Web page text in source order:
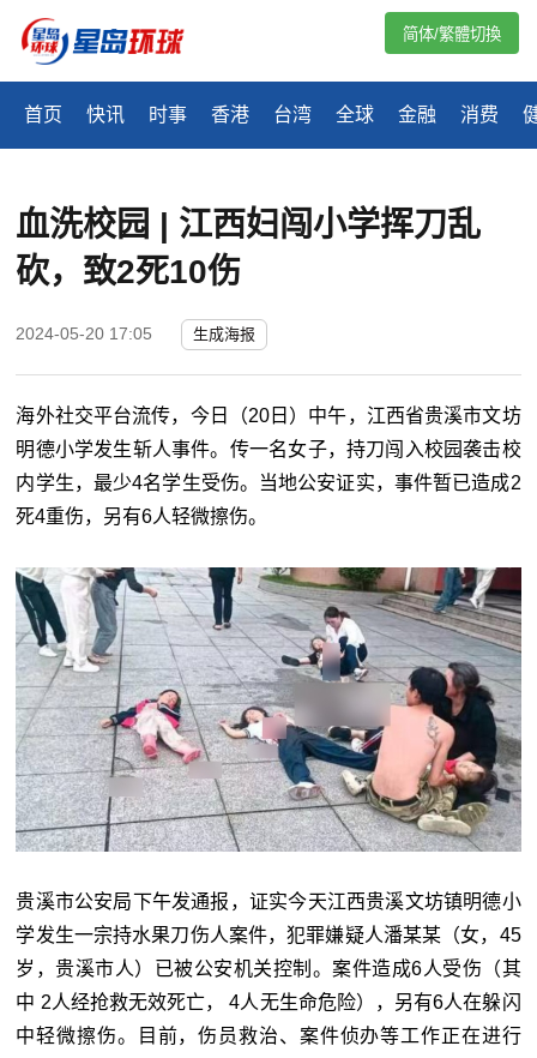
首页 快讯 时事 香港 台湾 全球 金融 消费
简体/繁體切換
血洗校园 | 江西妇闯小学挥刀乱
砍，致2死10伤
2024-05-20 17:05 生成海报
海外社交平台流传，今日（20日）中午，江西省贵溪市文坊
明德小学发生斩人事件。传一名女子，持刀闯入校园袭击校
内学生，最少4名学生受伤。当地公安证实，事件暂已造成2
死4重伤，另有6人轻微擦伤。
贵溪市公安局下午发通报，证实今天江西贵溪文坊镇明德小
学发生一宗持水果刀伤人案件，犯罪嫌疑人潘某某（女，45
岁，贵溪市人）已被公安机关控制。案件造成6人受伤（其
中 2人经抢救无效死亡， 4人无生命危险），另有6人在躲闪
中轻微擦伤。目前，伤员救治、案件侦办等工作正在进行